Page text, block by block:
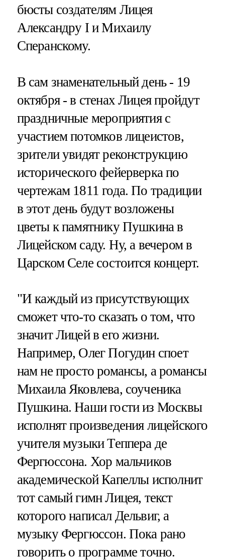
бюсты создателям Лицея
Александру I и Михаилу
Сперанскому.
В сам знаменательный день - 19
октября - в стенах Лицея пройдут
праздничные мероприятия с
участием потомков лицеистов,
зрители увидят реконструкцию
исторического фейерверка по
чертежам 1811 года. По традиции
в этот день будут возложены
цветы к памятнику Пушкина в
Лицейском саду. Ну, а вечером в
Царском Селе состоится концерт.
"И каждый из присутствующих
сможет что-то сказать о том, что
значит Лицей в его жизни.
Например, Олег Погудин споет
нам не просто романсы, а романсы
Михаила Яковлева, соученика
Пушкина. Наши гости из Москвы
исполнят произведения лицейского
учителя музыки Теппера де
Фергюссона. Хор мальчиков
академической Капеллы исполнит
тот самый гимн Лицея, текст
которого написал Дельвиг, а
музыку Фергюссон. Пока рано
говорить о программе точно.